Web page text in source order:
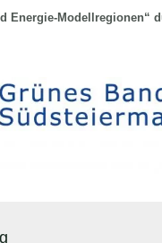
Energie-Modellregionen“